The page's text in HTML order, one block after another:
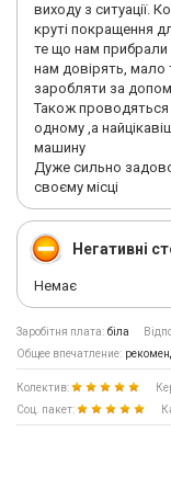
виходу з ситуації.
круті покращення
те що нам
нам довірять, мало
заробляти за
Також проводяться
одному ,а
машину
Дуже сильно
своєму місці
Негативні
Немає
Заробітня плата: біла
Общее впечатление:
Колектив:
Соц. пакет: